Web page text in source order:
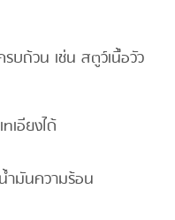
รบถ้วน เช่น สตูว์เนื้อวัว
เอียงได้
ำมันความร้อน